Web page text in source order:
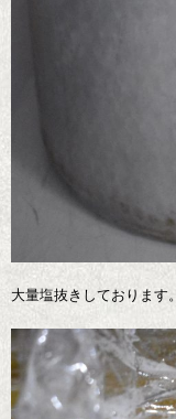
大量塩抜きしております。